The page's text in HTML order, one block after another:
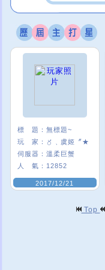
標 題： 無標題~
玩 家：
〥﹑虞姬〞★
伺服器： 溫柔巨蟹
人 氣： 12852
2017/12/21
Top